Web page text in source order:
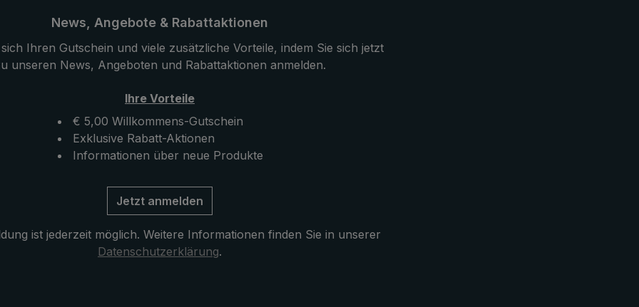
mit dem
welches sich
feine Struktur
edles
Clou dabei - die
farblich mit dem
mit echtem
News, Angebote & Rabattaktionen
Ihren Gutschein und viele zusätzliche Vorteile, indem Sie sich jetzt
unseren News, Angeboten und Rabattaktionen anmelden.
Ihre Vorteile
€ 5,00 Willkommens-Gutschein
Exklusive Rabatt-Aktionen
Informationen über neue Produkte
Jetzt anmelden
ist jederzeit möglich. Weitere Informationen finden Sie in unserer
Datenschutzerklärung.